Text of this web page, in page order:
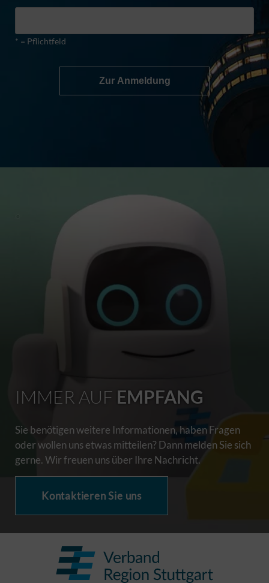
* = Pflichtfeld
Zur Anmeldung
IMMER AUF EMPFANG
Sie benötigen weitere Informationen, haben Fragen
oder wollen uns etwas mitteilen? Dann melden Sie sich
gerne. Wir freuen uns über Ihre Nachricht.
Kontaktieren Sie uns